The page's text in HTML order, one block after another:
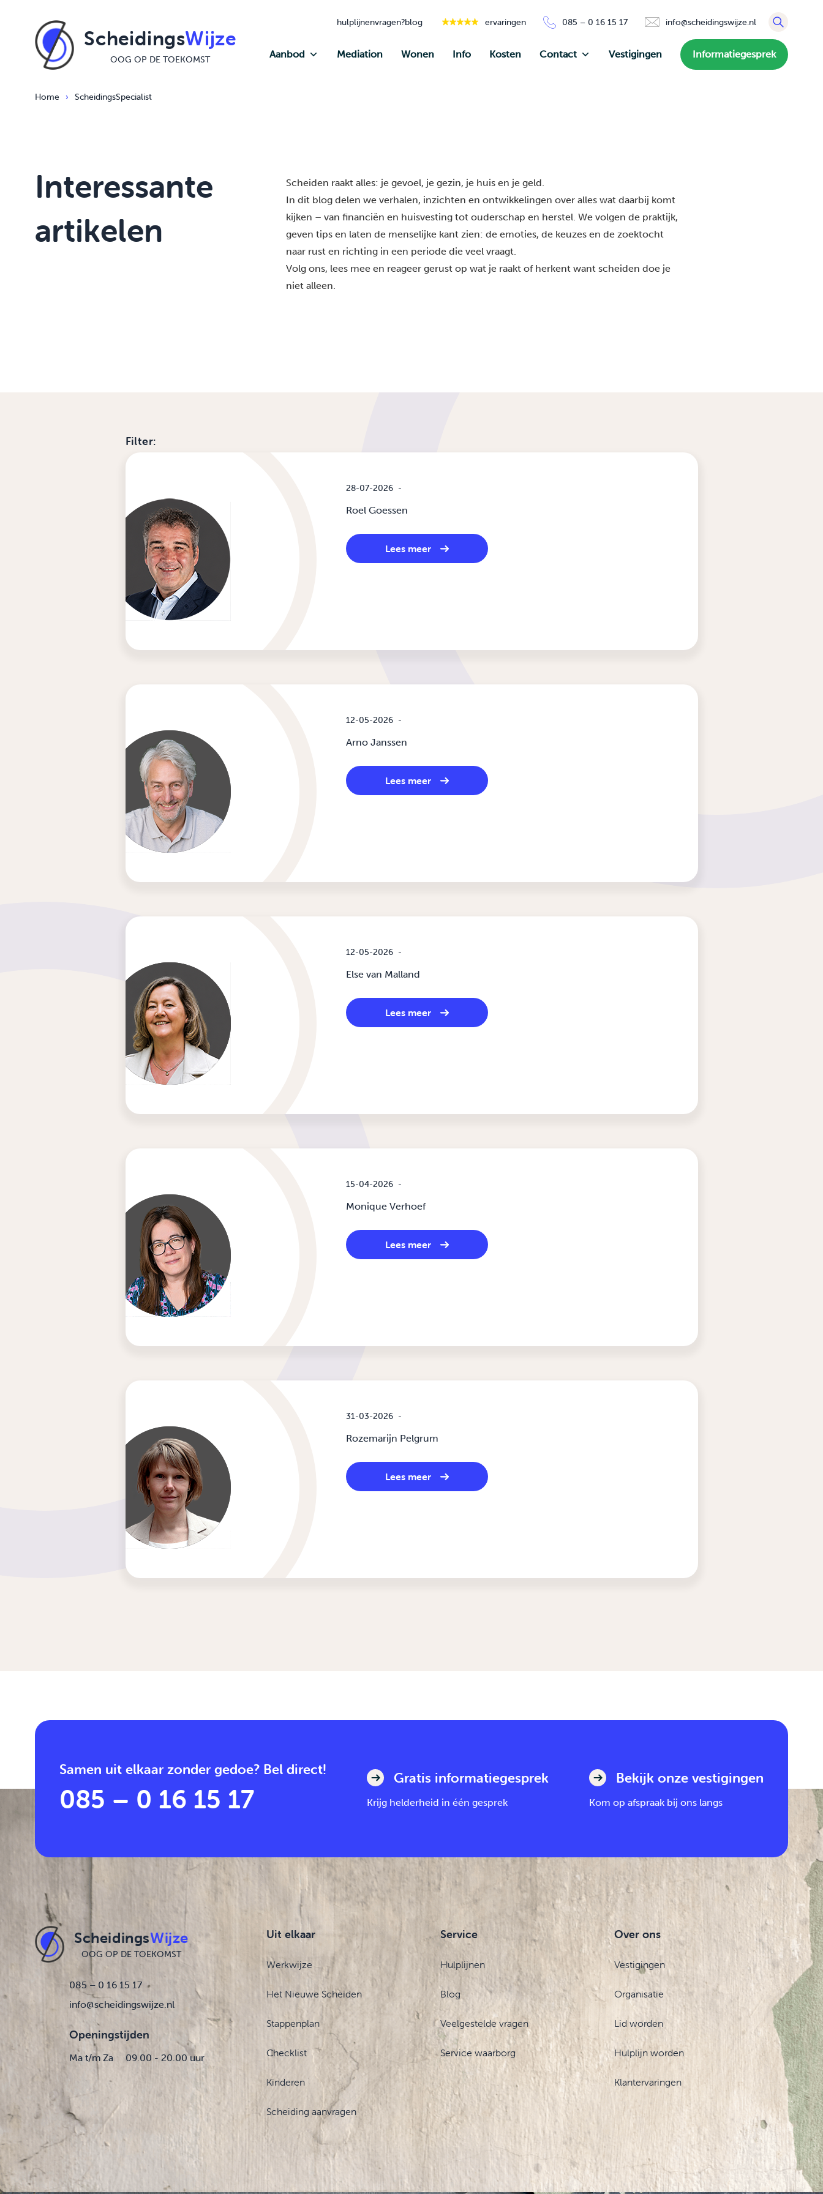
ScheidingsWijze
OOG OP DE TOEKOMST
hulplijnenvragen?blog ervaringen 085 – 0 16 15 17 info@scheidingswijze.nl
Aanbod Mediation Wonen Info Kosten Contact Vestigingen Informatiegesprek
Home › ScheidingsSpecialist
Interessante
artikelen
Scheiden raakt alles: je gevoel, je gezin, je huis en je geld.
In dit blog delen we verhalen, inzichten en ontwikkelingen over alles wat daarbij komt
kijken – van financiën en huisvesting tot ouderschap en herstel. We volgen de praktijk,
geven tips en laten de menselijke kant zien: de emoties, de keuzes en de zoektocht
naar rust en richting in een periode die veel vraagt.
Volg ons, lees mee en reageer gerust op wat je raakt of herkent want scheiden doe je
niet alleen.
Filter:
28-07-2026 -
Roel Goessen
Lees meer
12-05-2026 -
Arno Janssen
Lees meer
12-05-2026 -
Else van Malland
Lees meer
15-04-2026 -
Monique Verhoef
Lees meer
31-03-2026 -
Rozemarijn Pelgrum
Lees meer
Samen uit elkaar zonder gedoe? Bel direct!
085 – 0 16 15 17
Gratis informatiegesprek
Krijg helderheid in één gesprek
Bekijk onze vestigingen
Kom op afspraak bij ons langs
ScheidingsWijze
OOG OP DE TOEKOMST
085 – 0 16 15 17
info@scheidingswijze.nl
Openingstijden
Ma t/m Za 09.00 - 20.00 uur
Uit elkaar
Werkwijze
Het Nieuwe Scheiden
Stappenplan
Checklist
Kinderen
Scheiding aanvragen
Service
Hulplijnen
Blog
Veelgestelde vragen
Service waarborg
Over ons
Vestigingen
Organisatie
Lid worden
Hulplijn worden
Klantervaringen